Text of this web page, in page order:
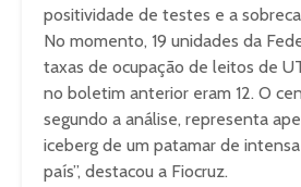
positividade de testes e a
No momento, 19 unidades da
taxas de ocupação de leitos de
no boletim anterior eram 12. O
segundo a análise, representa
iceberg de um patamar de
país”, destacou a Fiocruz.